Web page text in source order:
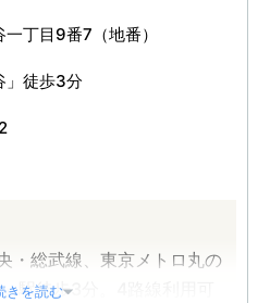
丁目9番7（地番）
」徒歩3分
・総武線、東京メトロ丸の
駅徒歩3分。4路線利用可
きを読む